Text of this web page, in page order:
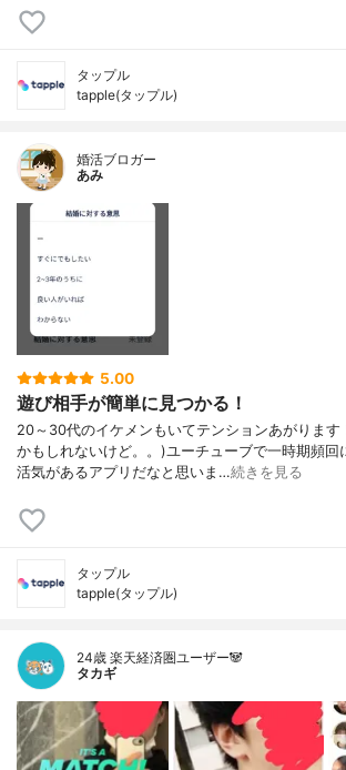
タップル
tapple(タップル)
婚活ブロガー
あみ
5.00
遊び相手が簡単に見つかる！
20～30代のイケメンもいてテンションあがります
かもしれないけど。。)ユーチューブで一時期頻回
活気があるアプリだなと思いま…続きを見る
タップル
tapple(タップル)
24歳 楽天経済圏ユーザー🐼
タカギ